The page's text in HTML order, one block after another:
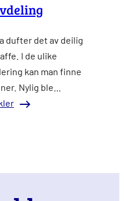
dufter det av deilig
I de ulike
kan man finne
Nylig ble…